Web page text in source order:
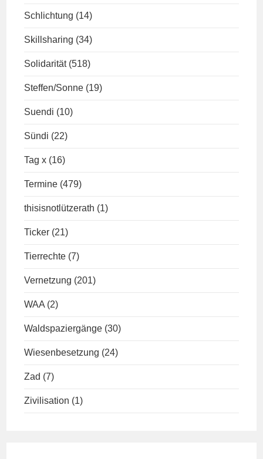
Schlichtung (14)
Skillsharing (34)
Solidarität (518)
Steffen/Sonne (19)
Suendi (10)
Sündi (22)
Tag x (16)
Termine (479)
thisisnotlützerath (1)
Ticker (21)
Tierrechte (7)
Vernetzung (201)
WAA (2)
Waldspaziergänge (30)
Wiesenbesetzung (24)
Zad (7)
Zivilisation (1)